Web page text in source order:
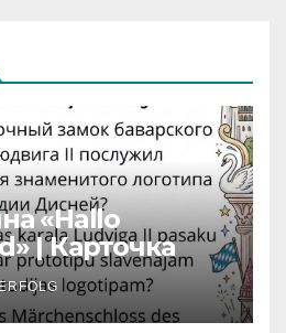
«Hallo
| Карточка